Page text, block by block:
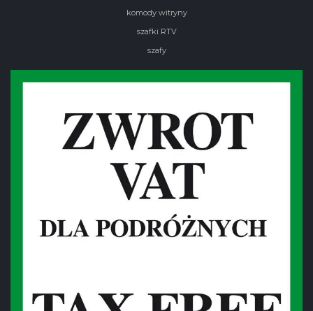
komody witryny
szafki RTV
szafy